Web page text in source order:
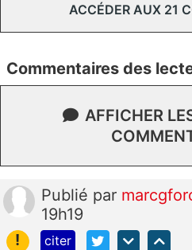
ACCÉDER AUX 21
Commentaires des
AFFICHER
Publié par
19h19
!
citer